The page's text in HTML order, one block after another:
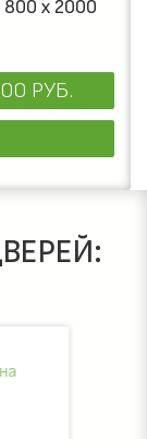
800 х 2000
РУБ.